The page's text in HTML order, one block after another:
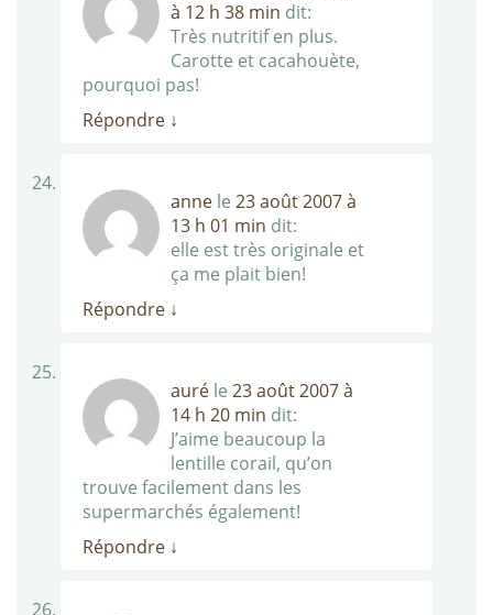
à 12 h 38 min dit:
Très nutritif en plus.
Carotte et cacahouète,
pourquoi pas!
Répondre ↓
anne le 23 août 2007 à
13 h 01 min dit:
elle est très originale et
ça me plait bien!
Répondre ↓
auré le 23 août 2007 à
14 h 20 min dit:
J’aime beaucoup la
lentille corail, qu’on
trouve facilement dans les
supermarchés également!
Répondre ↓